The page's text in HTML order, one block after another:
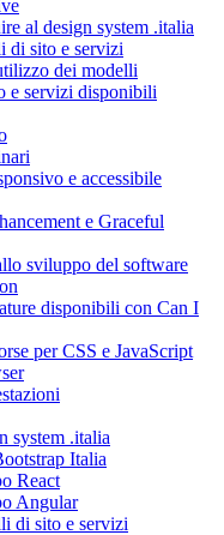
al design system .italia
di sito e servizi
dei modelli
e servizi disponibili
e accessibile
e Graceful
sviluppo del software
disponibili con Can I
per CSS e JavaScript
system .italia
Italia
React
Angular
di sito e servizi